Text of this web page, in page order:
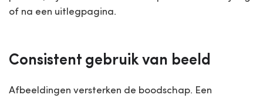
of na een uitlegpagina.
Consistent gebruik van beeld
Afbeeldingen versterken de boodschap. Een